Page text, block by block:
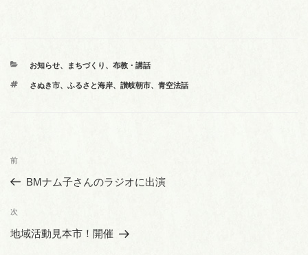
カ
ゴ
お知らせ、 まちづくり 、 布教・講話
タ
さぬき市、 ふるさと海岸、 讃岐朝市、 青空法話
ナ
ビ
ゲ
前
の
稿
前
BMナム子さんのラジオに出演
次
の
次
地域活動見本市！開催